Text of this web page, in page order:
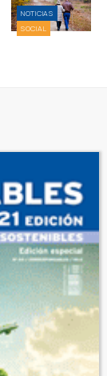
NOTICIAS
SOCIAL